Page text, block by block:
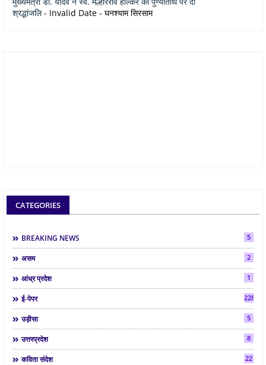
श्रद्धांजलि- Invalid Date - घनश्याम सिरसाम
CATEGORIES
BREAKING NEWS 5
असम 2
आंध्र प्रदेश 1
ई-पेपर 2286
उड़ीसा 5
उत्तरप्रदेश 8
कविता संदेश 22